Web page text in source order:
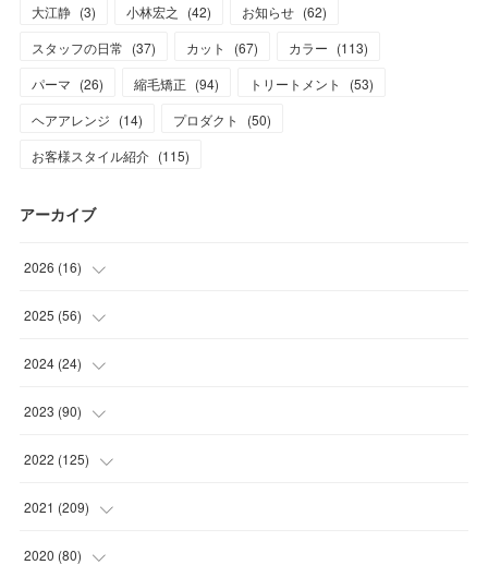
大江静 (3) 小林宏之 (42) お知らせ (62)
スタッフの日常 (37) カット (67) カラー (113)
パーマ (26) 縮毛矯正 (94) トリートメント (53)
ヘアアレンジ (14) プロダクト (50)
お客様スタイル紹介 (115)
アーカイブ
2026 (16)
(1
(1
(7
(7)
2025 (56)
(5
(11 )
(17
(15
2024 (24)
(1
(1)
(2)
(9
2023 (90)
(12
(17
(16
2022 (125)
(8)
(11 )
2021 (209)
(9
2020 (80)